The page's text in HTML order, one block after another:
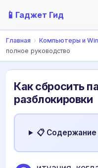
📱 Гаджет Гид
Главная › Компьютеры и
полное руководство
Как сбросить
разблокировки
📋 Содержание